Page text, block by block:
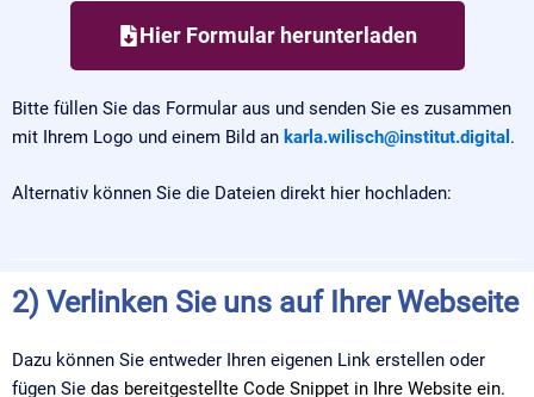
Hier Formular herunterladen
Bitte füllen Sie das Formular aus und senden Sie es zusammen
mit Ihrem Logo und einem Bild an karla.wilisch@institut.digital .
Alternativ können Sie die Dateien direkt hier hochladen:
2) Verlinken Sie uns auf Ihrer Webseite
Dazu können Sie entweder Ihren eigenen Link erstellen oder
fügen Sie das bereitgestellte Code Snippet in Ihre Website ein.